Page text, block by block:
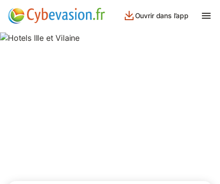
Ouvrir dans l’app